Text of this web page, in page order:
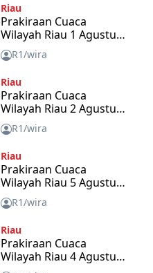
Riau
Prakiraan Cuaca
Wilayah Riau 1 Agustus
2026R1/wira
Riau
Prakiraan Cuaca
Wilayah Riau 2 Agustus
2026R1/wira
Riau
Prakiraan Cuaca
Wilayah Riau 5 Agustus
2026R1/wira
Riau
Prakiraan Cuaca
Wilayah Riau 4 Agustus
2026